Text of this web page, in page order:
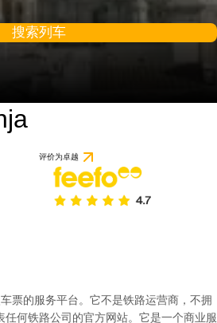
搜索列车
评价为卓越
票的服务平台。它不是铁路运营商，不拥
何铁路公司的官方网站。它是一个商业服